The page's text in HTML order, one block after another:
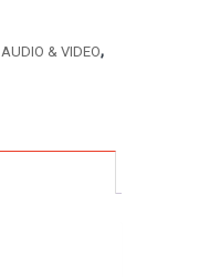
AUDIO & VIDEO,